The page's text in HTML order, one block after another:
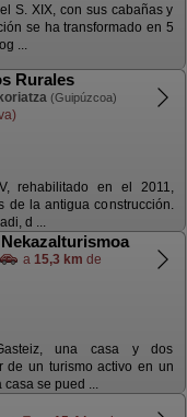
S. XIX, con sus cabañas y
se ha transformado en 5
...
Rurales
(Guipúzcoa)
rehabilitado en el 2011,
de la antigua construcción.
d ...
a 15,3 km de
una casa y dos
de un turismo activo en un
casa se pued ...